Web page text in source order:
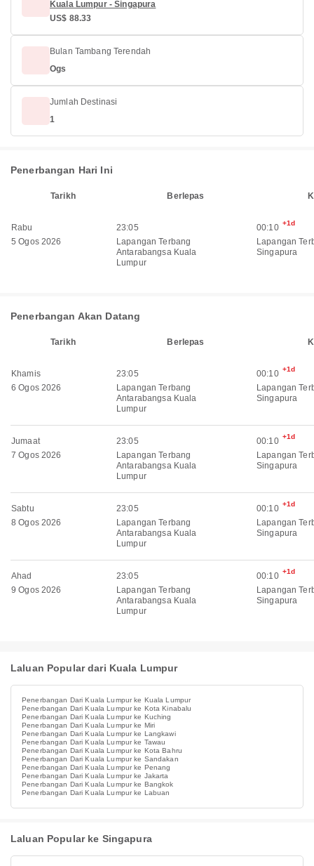
Kuala Lumpur - Singapura
US$ 88.33
Bulan Tambang Terendah
Ogs
Jumlah Destinasi
1
Penerbangan Hari Ini
Tarikh Berlepas
Rabu
5 Ogos 2026
23:05
Lapangan Terbang
Antarabangsa Kuala
Lumpur
00:10 +1d
Lapangan
Singapura
Penerbangan Akan Datang
Tarikh Berlepas
Khamis
6 Ogos 2026
23:05
Lapangan Terbang
Antarabangsa Kuala
Lumpur
00:10 +1d
Lapangan
Singapura
Jumaat
7 Ogos 2026
23:05
Lapangan Terbang
Antarabangsa Kuala
Lumpur
00:10 +1d
Lapangan
Singapura
Sabtu
8 Ogos 2026
23:05
Lapangan Terbang
Antarabangsa Kuala
Lumpur
00:10 +1d
Lapangan
Singapura
Ahad
9 Ogos 2026
23:05
Lapangan Terbang
Antarabangsa Kuala
Lumpur
00:10 +1d
Lapangan
Singapura
Laluan Popular dari Kuala Lumpur
Penerbangan Dari Kuala Lumpur ke Kuala Lumpur
Penerbangan Dari Kuala Lumpur ke Kota Kinabalu
Penerbangan Dari Kuala Lumpur ke Kuching
Penerbangan Dari Kuala Lumpur ke Miri
Penerbangan Dari Kuala Lumpur ke Langkawi
Penerbangan Dari Kuala Lumpur ke Tawau
Penerbangan Dari Kuala Lumpur ke Kota Bahru
Penerbangan Dari Kuala Lumpur ke Sandakan
Penerbangan Dari Kuala Lumpur ke Penang
Penerbangan Dari Kuala Lumpur ke Jakarta
Penerbangan Dari Kuala Lumpur ke Bangkok
Penerbangan Dari Kuala Lumpur ke Labuan
Laluan Popular ke Singapura